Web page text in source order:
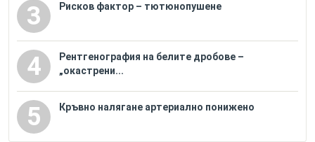
3 Рисков фактор – тютюнопушене
4
Рентгенография на белите дробове –
„окастрени...
5 Кръвно налягане артериално понижено